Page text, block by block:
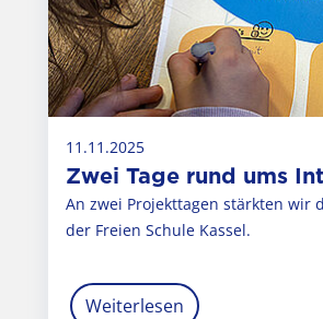
11.11.2025
Zwei Tage rund ums
An zwei Projekttagen stärkten wir
der Freien Schule Kassel.
Weiterlesen